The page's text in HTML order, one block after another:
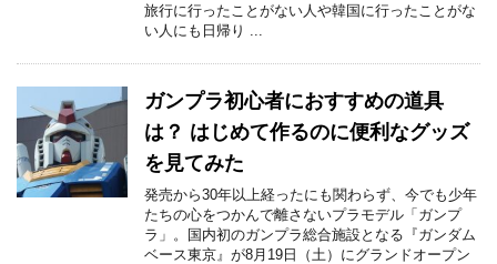
旅行に行ったことがない人や韓国に行ったことがな
い人にも日帰り ...
ガンプラ初心者におすすめの道具
は？ はじめて作るのに便利なグッズ
を見てみた
発売から30年以上経ったにも関わらず、今でも少年
たちの心をつかんで離さないプラモデル「ガンプ
ラ」。国内初のガンプラ総合施設となる『ガンダム
ベース東京』が8月19日（土）にグランドオープン